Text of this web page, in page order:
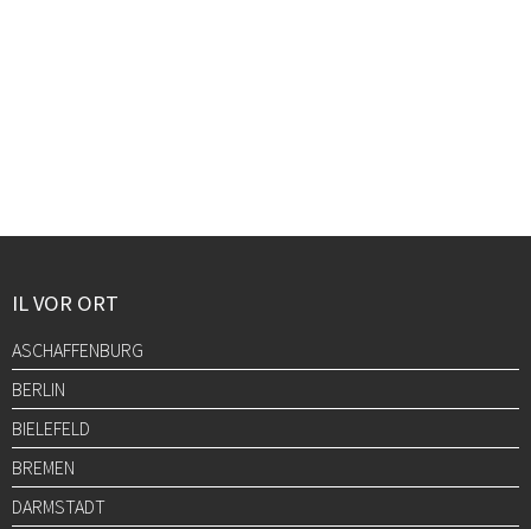
IL VOR ORT
ASCHAFFENBURG
BERLIN
BIELEFELD
BREMEN
DARMSTADT